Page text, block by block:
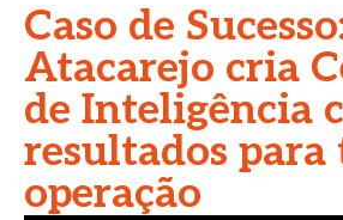
Caso de
Atacarejo cria
de Inteligência
resultados para
operação